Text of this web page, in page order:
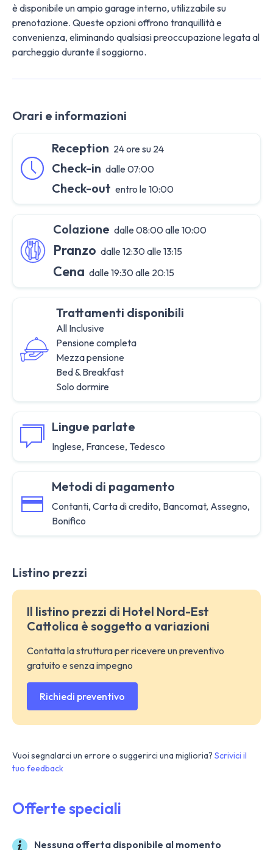
è disponibile un ampio garage interno, utilizzabile su
prenotazione. Queste opzioni offrono tranquillità e
convenienza, eliminando qualsiasi preoccupazione legata al
parcheggio durante il soggiorno.
Orari e informazioni
Reception 24 ore su 24
Check-in dalle 07:00
Check-out entro le 10:00
Colazione dalle 08:00 alle 10:00
Pranzo dalle 12:30 alle 13:15
Cena dalle 19:30 alle 20:15
Trattamenti disponibili
All Inclusive
Pensione completa
Mezza pensione
Bed & Breakfast
Solo dormire
Lingue parlate
Inglese, Francese, Tedesco
Metodi di pagamento
Contanti, Carta di credito, Bancomat, Assegno,
Bonifico
Listino prezzi
Il listino prezzi di Hotel Nord-Est
Cattolica è soggetto a variazioni
Contatta la struttura per ricevere un preventivo
gratuito e senza impegno
Richiedi preventivo
Vuoi segnalarci un errore o suggerirci una miglioria? Scrivici il
tuo feedback
Offerte speciali
Nessuna offerta disponibile al momento